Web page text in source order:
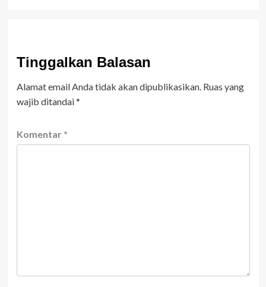
Tinggalkan Balasan
Alamat email Anda tidak akan dipublikasikan. Ruas yang
wajib ditandai*
Komentar *